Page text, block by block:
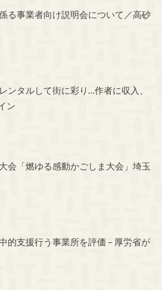
る事業者向け説明会について／高砂
ンタルして街に彩り…作者に収入、
ン
会「燃ゆる感動かごしま大会」埼玉
的支援行う事業所を評価 – 厚労省が